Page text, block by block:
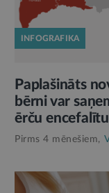
INFOGRAFIKA
Paplašināts
bērni var
ērču encefalītu
Pirms 4 mēnešiem,